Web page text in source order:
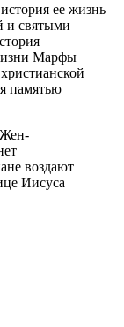
ее жизнь
и святыми
Марфы
памятью
воздают
Иисуса